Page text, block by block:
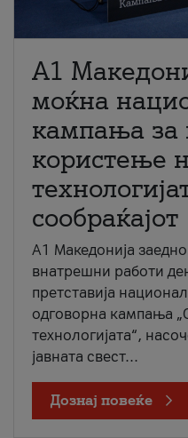
A1
моќна
кампања за
користење
сообраќајот
A1 Македонија
внатрешни работи
претставија
одговорна кампања
технологијата“,
јавната свест...
Дознај повеќе